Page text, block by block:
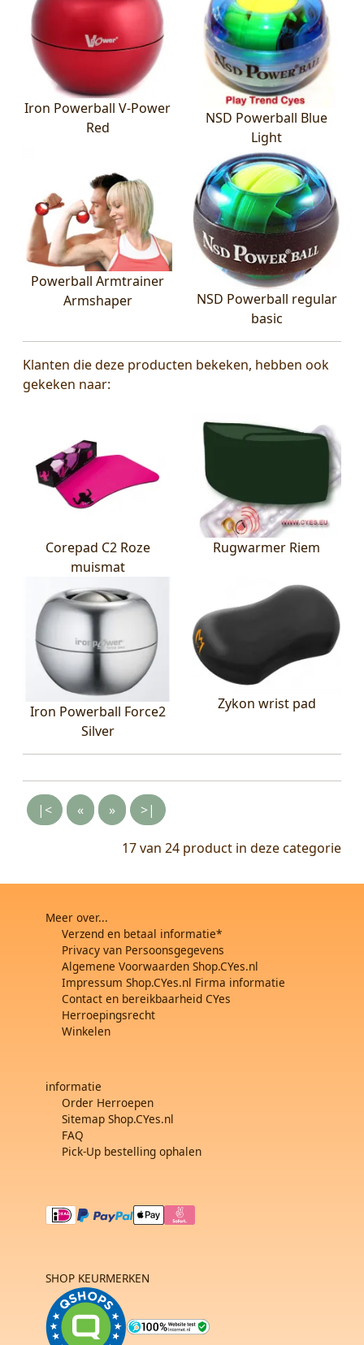
Iron Powerball V-Power
Red
NSD Powerball Blue
Light
Powerball Armtrainer
Armshaper
NSD Powerball regular
basic
Klanten die deze producten bekeken, hebben ook
gekeken naar:
Corepad C2 Roze
muismat
Rugwarmer Riem
Iron Powerball Force2
Silver
Zykon wrist pad
|< « » >|
17 van 24 product in deze categorie
Meer over...
Verzend en betaal informatie*
Privacy van Persoonsgegevens
Algemene Voorwaarden Shop.CYes.nl
Impressum Shop.CYes.nl Firma informatie
Contact en bereikbaarheid CYes
Herroepingsrecht
Winkelen
informatie
Order Herroepen
Sitemap Shop.CYes.nl
FAQ
Pick-Up bestelling ophalen
SHOP KEURMERKEN